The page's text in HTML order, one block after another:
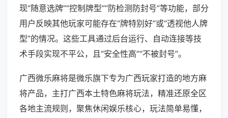
现“随意选牌”“控制牌型”“防检测防封号”等功能，部分
用户反映其他玩家可能存在“牌特别好”或“透视他人牌
型”的情况。这些工具通过后台运行、自动连接等技
术手段实现不平公，且“安全性高”“不被封号”。
广西微乐麻将是微乐旗下专为广西玩家打造的地方麻
将产品，主打广西本土特色麻将玩法，精准还原全区
各地主流规则，聚焦休闲娱乐核心，玩法简单易懂，